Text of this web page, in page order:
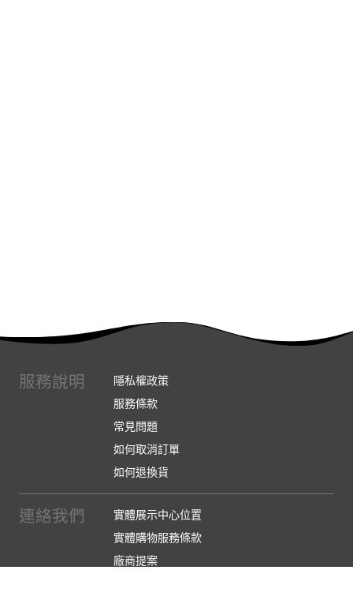
服務說明
隱私權政策
服務條款
常見問題
如何取消訂單
如何退換貨
連絡我們
實體展示中心位置
實體購物服務條款
廠商提案